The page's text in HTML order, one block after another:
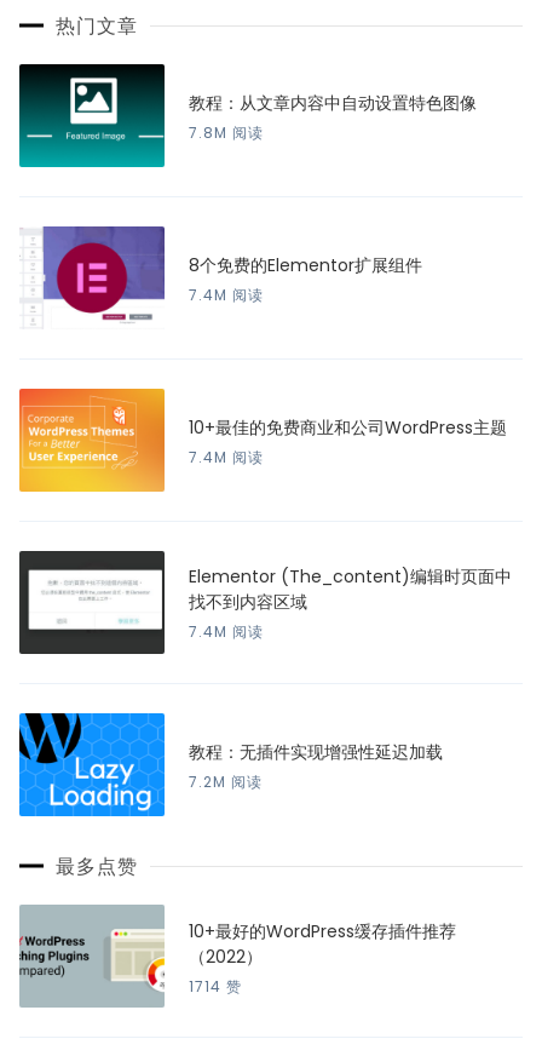
热门文章
教程：从文章内容中自动设置特色图像
7.8M 阅读
8个免费的Elementor扩展组件
7.4M 阅读
10+最佳的免费商业和公司WordPress主题
7.4M 阅读
Elementor (The_content)编辑时页面中
找不到内容区域
7.4M 阅读
教程：无插件实现增强性延迟加载
7.2M 阅读
最多点赞
10+最好的WordPress缓存插件推荐
（2022）
1714 赞